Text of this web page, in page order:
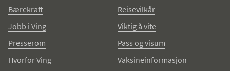
Bærekraft
Jobb i Ving
Presserom
Hvorfor Ving
Reisevilkår
Viktig å vite
Pass og visum
Vaksineinformasjon